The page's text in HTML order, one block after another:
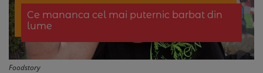
Ce mananca cel mai puternic barbat din
lume
Foodstory